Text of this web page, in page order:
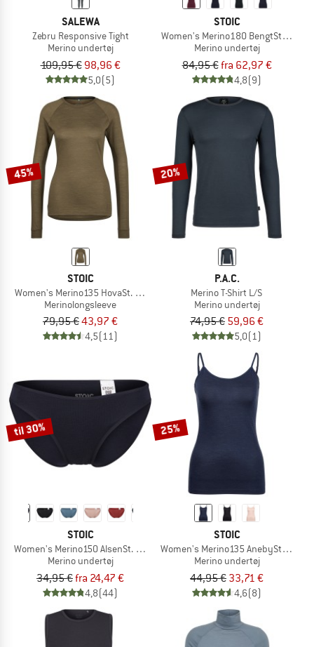
SALEWA
Zebru Responsive Tight
Merino undertøj
109,95 € 98,96 €
5,0(5)
STOIC
Women's Merino180 BengtSt. S/S
Merino undertøj
84,95 €fra 62,97 €
4,8(9)
45%
STOIC
Women's Merino135 HovaSt. L/S
Merinolongsleeve
79,95 €43,97 €
4,5(11)
20%
P.A.C.
Merino T-Shirt L/S
Merino undertøj
74,95 € 59,96 €
5,0(1)
til 30%
STOIC
Women's Merino150 AlsenSt. Brief
Merino undertøj
34,95 €fra 24,47 €
4,8(44)
25%
STOIC
Women's Merino135 AnebySt. Top
Merino undertøj
44,95 € 33,71 €
4,6(8)